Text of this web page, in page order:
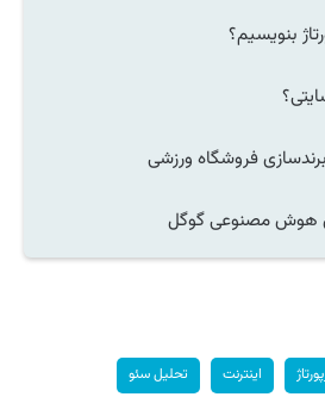
بنویسیم؟
فروشگاه ورزشی
هوش مصنوعی گوگل
اینترنت تحلیل سئو